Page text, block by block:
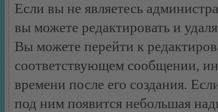
Если вы не являетесь
вы можете редактировать и
Вы можете перейти к
соответствующем сообщении,
времени после его создания.
под ним появится небольшая